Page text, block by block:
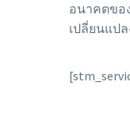
อนาคตขอ
เปลี่ยนแป